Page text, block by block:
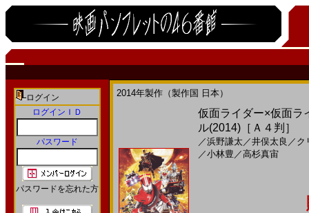
ログイン
ログインＩＤ
パスワード
パスワードを忘れた方
2014年製作（製作国 日本）
仮面ライダー×仮面
ル(2014)［Ａ４判］
／浜野謙太 ／井俣太良 ／ ク
／小林豊 ／高杉真宙